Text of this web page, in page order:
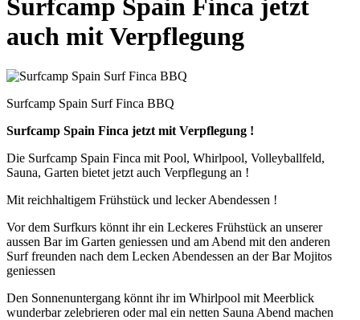
Surfcamp Spain Finca jetzt
auch mit Verpflegung
Surfcamp Spain Surf Finca BBQ
Surfcamp Spain Finca jetzt mit Verpflegung !
Die Surfcamp Spain Finca mit Pool, Whirlpool, Volleyballfeld,
Sauna, Garten bietet jetzt auch Verpflegung an !
Mit reichhaltigem Frühstück und lecker Abendessen !
Vor dem Surfkurs könnt ihr ein Leckeres Frühstück an unserer
aussen Bar im Garten geniessen und am Abend mit den anderen
Surf freunden nach dem Lecken Abendessen an der Bar Mojitos
geniessen
Den Sonnenuntergang könnt ihr im Whirlpool mit Meerblick
wunderbar zelebrieren oder mal ein netten Sauna Abend machen